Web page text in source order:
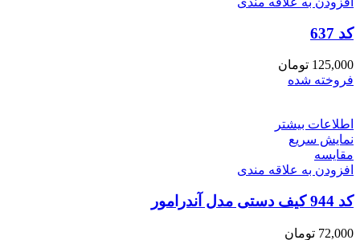
کد 637
125,000 تومان
فروخته شده
اطلاعات بیشتر
نمایش سریع
مقايسه
افزودن به علاقه مندی
کد 944 کیف دستی مدل آندرامور
72,000 تومان